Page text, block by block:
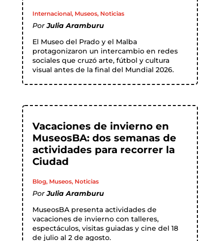
Internacional, Museos, Noticias
PorJulia Aramburu
El Museo del Prado y el Malba
protagonizaron un intercambio en redes
sociales que cruzó arte, fútbol y cultura
visual antes de la final del Mundial 2026.
Vacaciones de invierno en
MuseosBA: dos semanas de
actividades para recorrer la
Ciudad
Blog, Museos, Noticias
PorJulia Aramburu
MuseosBA presenta actividades de
vacaciones de invierno con talleres,
espectáculos, visitas guiadas y cine del 18
de julio al 2 de agosto.